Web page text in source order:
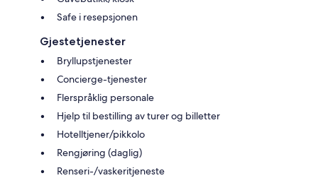
Safe i resepsjonen
Gjestetjenester
Bryllupstjenester
Concierge-tjenester
Flerspråklig personale
Hjelp til bestilling av turer og billetter
Hotelltjener/pikkolo
Rengjøring (daglig)
Renseri-/vaskeritjeneste